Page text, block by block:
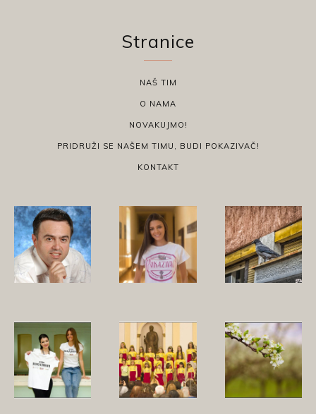
Stranice
NAŠ TIM
O NAMA
NOVAKUJMO!
PRIDRUŽI SE NAŠEM TIMU, BUDI POKAZIVAČ!
KONTAKT